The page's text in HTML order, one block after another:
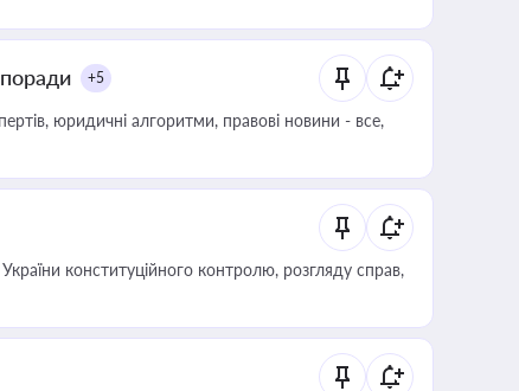
+5
юридичні алгоритми, правові новини - все,
конституційного контролю, розгляду справ,